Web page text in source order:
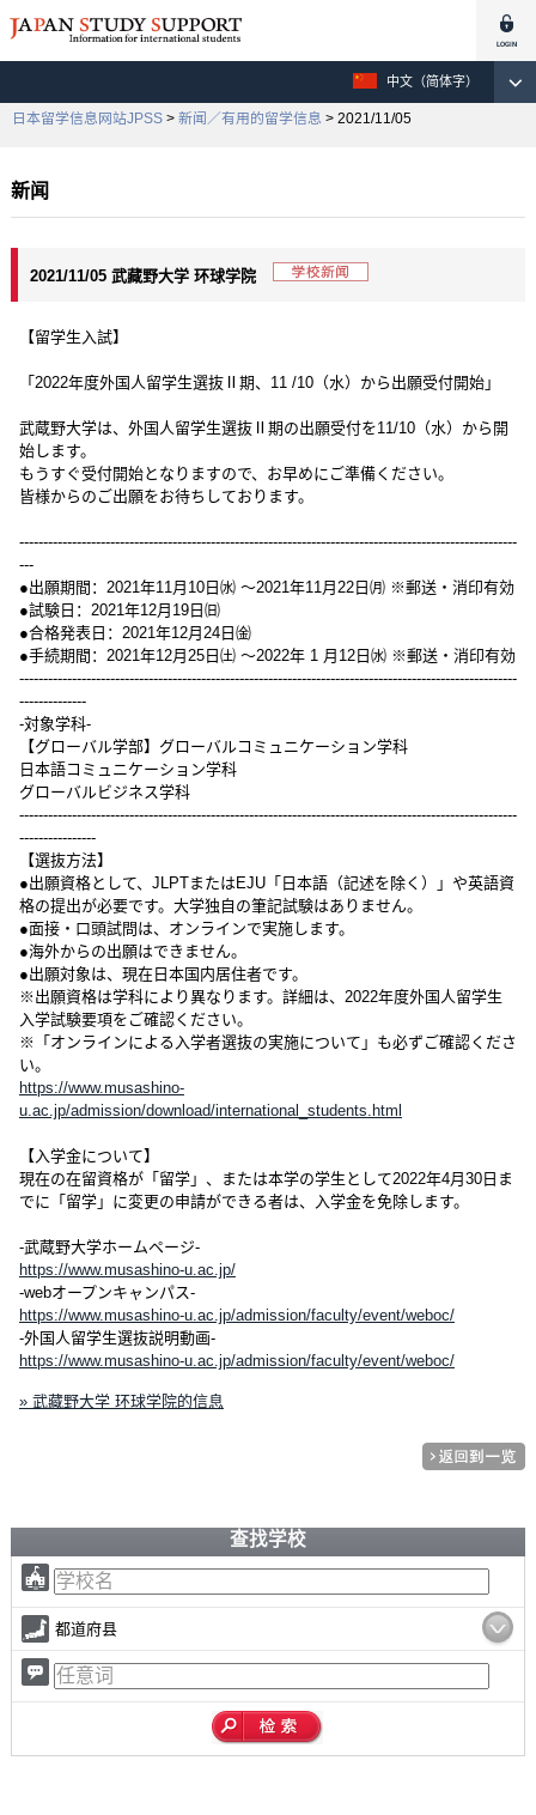
中文（简体字）
日本留学信息网站JPSS > 新闻／有用的留学信息 > 2021/11/05
新闻
2021/11/05 武藏野大学 环球学院
【留学生入試】
「2022年度外国人留学生選抜Ⅱ期、11 /10（水）から出願受付開始」
武蔵野大学は、外国人留学生選抜Ⅱ期の出願受付を11/10（水）から開
始します。
もうすぐ受付開始となりますので、お早めにご準備ください。
皆様からのご出願をお待ちしております。
--------------------------------------------------------------------------------------------------------
---
●出願期間：2021年11月10日㈬ ～2021年11月22日㈪ ※郵送・消印有効
●試験日：2021年12月19日㈰
●合格発表日：2021年12月24日㈮
●手続期間：2021年12月25日㈯ ～2022年 1 月12日㈬ ※郵送・消印有効
--------------------------------------------------------------------------------------------------------
--------------
-対象学科-
【グローバル学部】グローバルコミュニケーション学科
日本語コミュニケーション学科
グローバルビジネス学科
--------------------------------------------------------------------------------------------------------
----------------
【選抜方法】
●出願資格として、JLPTまたはEJU「日本語（記述を除く）」や英語資
格の提出が必要です。大学独自の筆記試験はありません。
●面接・口頭試問は、オンラインで実施します。
●海外からの出願はできません。
●出願対象は、現在日本国内居住者です。
※出願資格は学科により異なります。詳細は、2022年度外国人留学生
入学試験要項をご確認ください。
※「オンラインによる入学者選抜の実施について」も必ずご確認くださ
い。
https://www.musashino-
u.ac.jp/admission/download/international_students.html
【入学金について】
現在の在留資格が「留学」、または本学の学生として2022年4月30日ま
でに「留学」に変更の申請ができる者は、入学金を免除します。
-武蔵野大学ホームページ-
https://www.musashino-u.ac.jp/
-webオープンキャンパス-
https://www.musashino-u.ac.jp/admission/faculty/event/weboc/
-外国人留学生選抜説明動画-
https://www.musashino-u.ac.jp/admission/faculty/event/weboc/
» 武藏野大学 环球学院的信息
查找学校
都道府县